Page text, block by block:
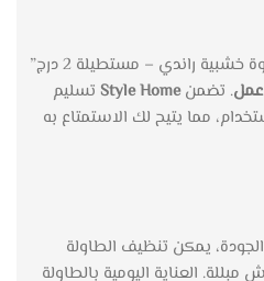
لراحتك، يتم توصيل “طاولة قهوة خشبية راندي – مستطيلة 2 درج”
. تضمنStyle Home تسليم
مما يتيح لك الاستمتاع به
يمكن تنظيف الطاولة
العناية اليومية بالطاولة